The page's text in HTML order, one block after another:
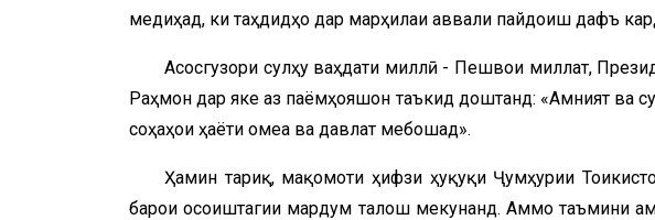
медиҳад, ки таҳдидҳо дар марҳилаи аввали пайдоиш дафъ
Асосгузори сулҳу ваҳдати миллӣ - Пешвои миллат,
Раҳмон дар яке аз паёмҳояшон таъкид доштанд: «Амният ва
соҳаҳои ҳаёти ҷомеа ва давлат мебошад».
Ҳамин тариқ, мақомоти ҳифзи ҳуқуқи Ҷумҳурии
барои осоиштагии мардум талош мекунанд. Аммо таъмини